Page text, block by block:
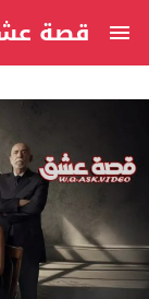
قصة